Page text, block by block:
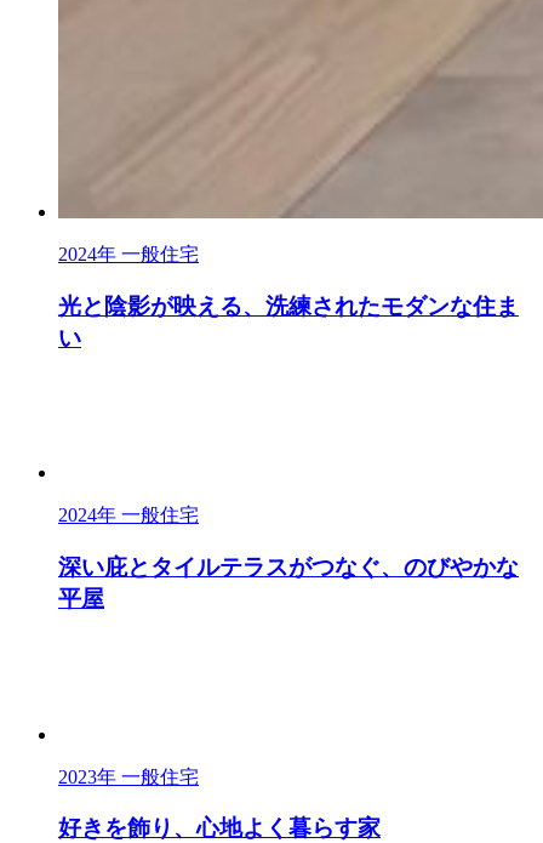
2024年 一般住宅
光と陰影が映える、洗練されたモダンな住ま
い
2024年 一般住宅
深い庇とタイルテラスがつなぐ、のびやかな
平屋
2023年 一般住宅
好きを飾り、心地よく暮らす家